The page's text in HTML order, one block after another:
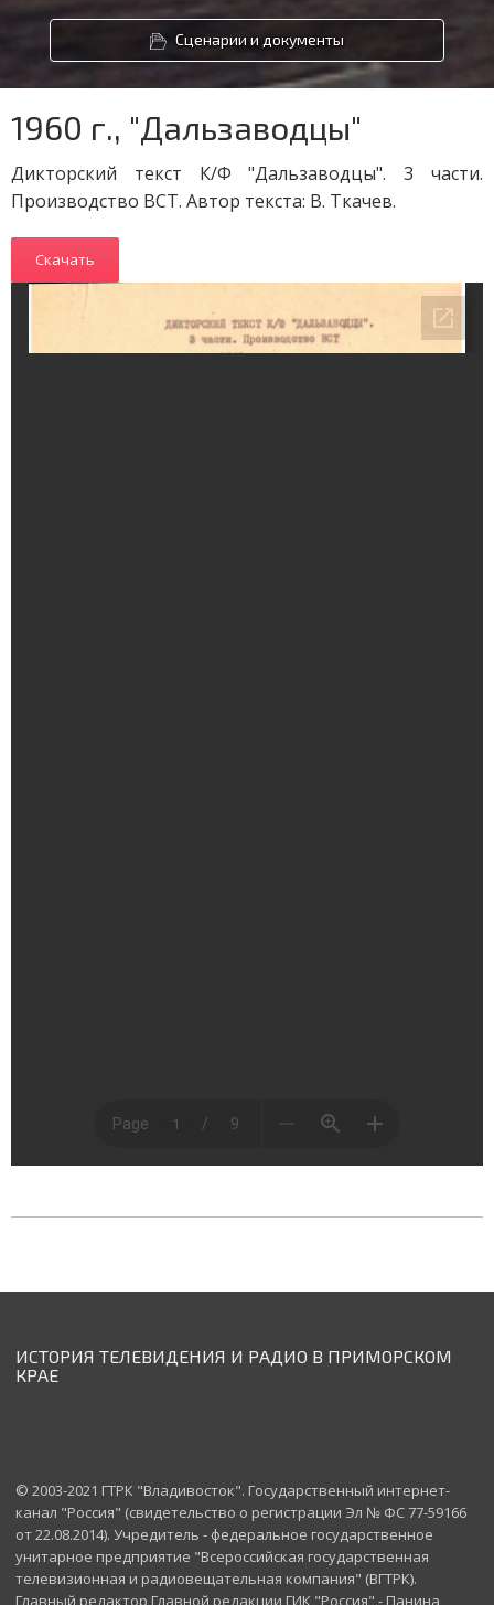
Сценарии и документы
1960 г., "Дальзаводцы"
Дикторский текст К/Ф "Дальзаводцы". 3 части.
Производство ВСТ. Автор текста: В. Ткачев.
Скачать
ИСТОРИЯ ТЕЛЕВИДЕНИЯ И РАДИО В ПРИМОРСКОМ
КРАЕ
© 2003-2021 ГТРК "Владивосток". Государственный интернет-
канал "Россия" (свидетельство о регистрации Эл № ФС 77-59166
от 22.08.2014). Учредитель - федеральное государственное
унитарное предприятие "Всероссийская государственная
телевизионная и радиовещательная компания" (ВГТРК).
Главный редактор Главной редакции ГИК "Россия" - Панина